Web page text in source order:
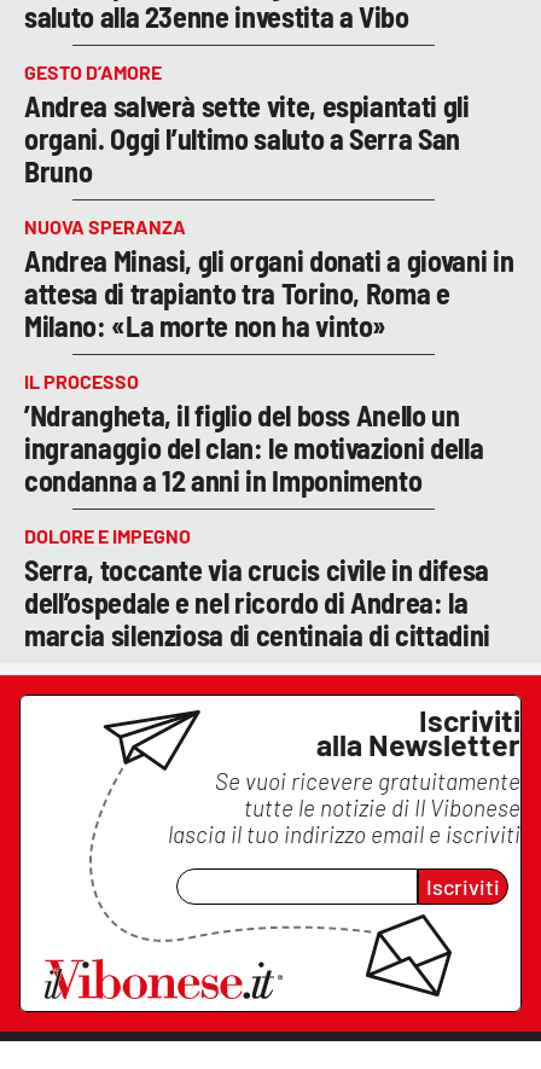
saluto alla 23enne investita a Vibo
GESTO D’AMORE
Andrea salverà sette vite, espiantati gli
organi. Oggi l’ultimo saluto a Serra San
Bruno
NUOVA SPERANZA
Andrea Minasi, gli organi donati a giovani in
attesa di trapianto tra Torino, Roma e
Milano: «La morte non ha vinto»
IL PROCESSO
’Ndrangheta, il figlio del boss Anello un
ingranaggio del clan: le motivazioni della
condanna a 12 anni in Imponimento
DOLORE E IMPEGNO
Serra, toccante via crucis civile in difesa
dell’ospedale e nel ricordo di Andrea: la
marcia silenziosa di centinaia di cittadini
Iscriviti
alla Newsletter
Se vuoi ricevere gratuitamente
tutte le notizie di Il Vibonese
lascia il tuo indirizzo email e iscriviti
Iscriviti